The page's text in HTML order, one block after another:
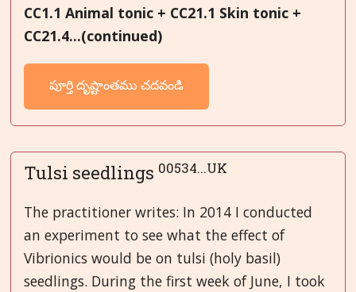
CC1.1 Animal tonic + CC21.1 Skin tonic +
CC21.4...(continued)
పూర్తి దృష్టాంతము చదవండి
Tulsi seedlings 00534...UK
The practitioner writes: In 2014 I conducted
an experiment to see what the effect of
Vibrionics would be on tulsi (holy basil)
seedlings. During the first week of June, I took